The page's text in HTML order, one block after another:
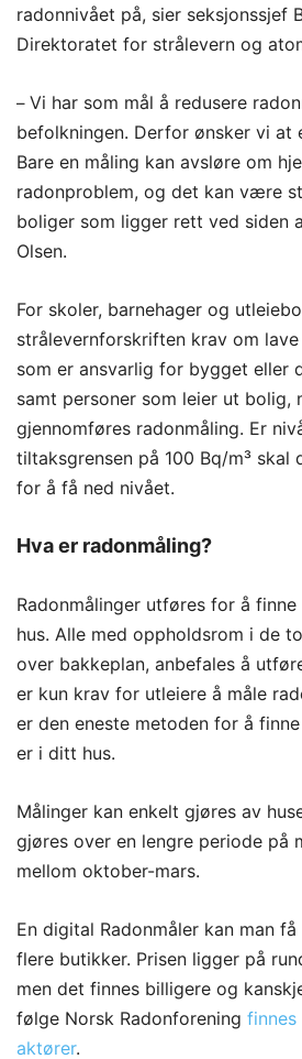
radonnivået på, sier seksjonssjef
Direktoratet for strålevern og
– Vi har som mål å redusere
befolkningen. Derfor ønsker vi at
Bare en måling kan avsløre om
radonproblem, og det kan være
boliger som ligger rett ved siden
Olsen.
For skoler, barnehager og
strålevernforskriften krav om
som er ansvarlig for bygget eller
samt personer som leier ut bolig,
gjennomføres radonmåling. Er
tiltaksgrensen på 100 Bq/m³ skal
for å få ned nivået.
Hva er radonmåling?
Radonmålinger utføres for å
hus. Alle med oppholdsrom i de
over bakkeplan, anbefales å
er kun krav for utleiere å måle
er den eneste metoden for å
er i ditt hus.
Målinger kan enkelt gjøres av
gjøres over en lengre periode på
mellom oktober-mars.
En digital Radonmåler kan man
flere butikker. Prisen ligger på
men det finnes billigere og
følge Norsk Radonforening finnes
aktører.